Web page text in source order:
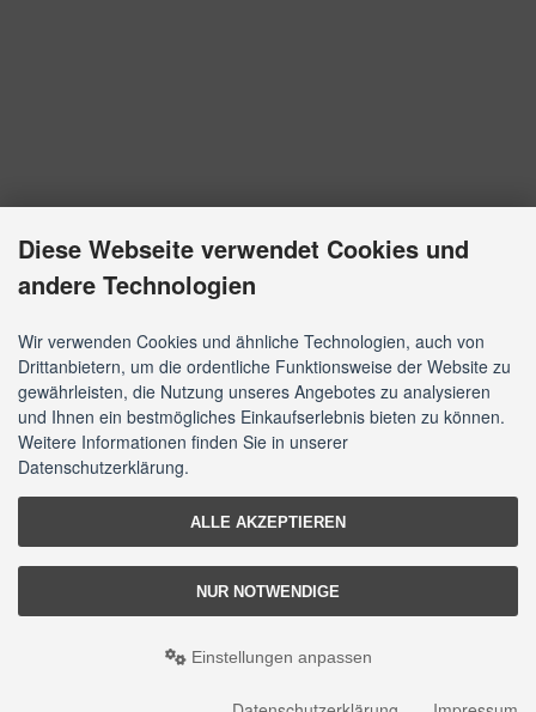
Diese Webseite verwendet Cookies und
andere Technologien
Wir verwenden Cookies und ähnliche Technologien, auch von
Drittanbietern, um die ordentliche Funktionsweise der Website zu
gewährleisten, die Nutzung unseres Angebotes zu analysieren
und Ihnen ein bestmögliches Einkaufserlebnis bieten zu können.
Weitere Informationen finden Sie in unserer
Datenschutzerklärung.
ALLE AKZEPTIEREN
NUR NOTWENDIGE
Einstellungen anpassen